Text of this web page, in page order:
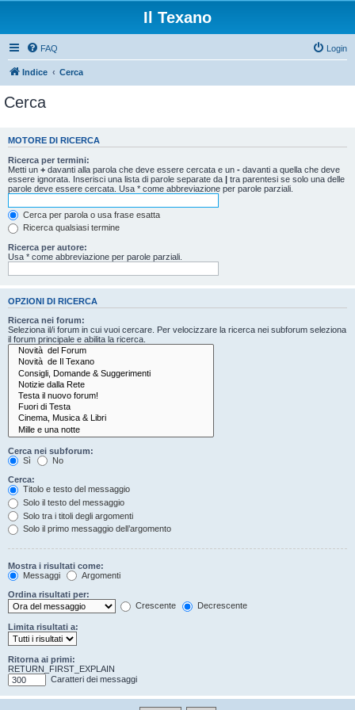
Il Texano
FAQ Login
Indice Cerca
Cerca
MOTORE DI RICERCA
Ricerca per termini:
Metti un + davanti alla parola che deve essere cercata e un - davanti a quella che deve
essere ignorata. Inserisci una lista di parole separate da | tra parentesi se solo una delle
parole deve essere cercata. Usa * come abbreviazione per parole parziali.
Cerca per parola o usa frase esatta
Ricerca qualsiasi termine
Ricerca per autore:
Usa * come abbreviazione per parole parziali.
OPZIONI DI RICERCA
Ricerca nei forum:
Seleziona il/i forum in cui vuoi cercare. Per velocizzare la ricerca nei subforum seleziona
il forum principale e abilita la ricerca.
Cerca nei subforum:
Sì
No
Cerca:
Titolo e testo del messaggio
Solo il testo del messaggio
Solo tra i titoli degli argomenti
Solo il primo messaggio dell’argomento
Mostra i risultati come:
Messaggi
Argomenti
Ordina risultati per:
Crescente
Decrescente
Limita risultati a:
Ritorna ai primi:
RETURN_FIRST_EXPLAIN
Caratteri dei messaggi